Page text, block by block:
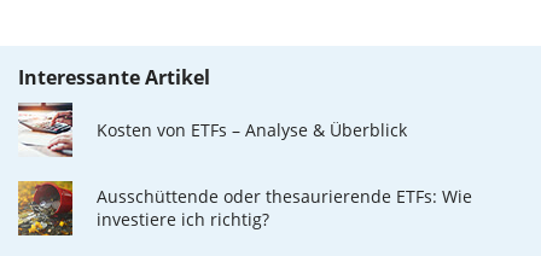
Interessante Artikel
Kosten von ETFs – Analyse & Überblick
Ausschüttende oder thesaurierende ETFs: Wie
investiere ich richtig?